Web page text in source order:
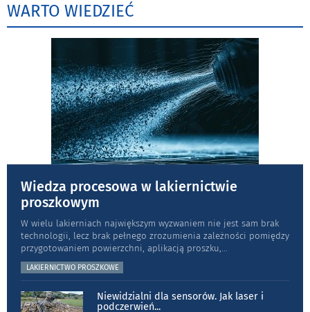
WARTO WIEDZIEĆ
Wiedza procesowa w lakiernictwie
proszkowym
W wielu lakierniach największym wyzwaniem nie jest sam brak
technologii, lecz brak pełnego zrozumienia zależności pomiędzy
przygotowaniem powierzchni, aplikacją proszku,
LAKIERNICTWO PROSZKOWE
Niewidzialni dla sensorów. Jak laser i
podczerwień...